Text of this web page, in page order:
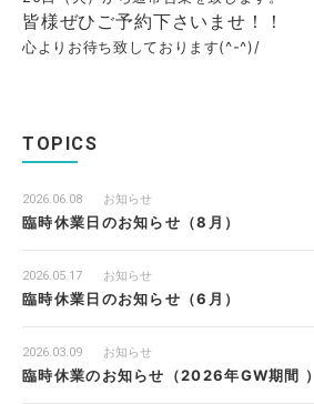
皆様ぜひご予約下さいませ！！
心よりお待ち致しております(^-^)/
TOPICS
2026.06.08 お知らせ
臨時休業日のお知らせ（8月）
2026.05.17 お知らせ
臨時休業日のお知らせ（6月）
2026.03.09 お知らせ
臨時休業のお知らせ（2026年GW期間 ）